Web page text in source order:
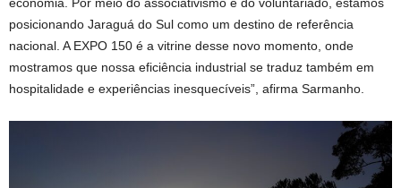
economia. Por meio do associativismo e do voluntariado, estamos
posicionando Jaraguá do Sul como um destino de referência
nacional. A EXPO 150 é a vitrine desse novo momento, onde
mostramos que nossa eficiência industrial se traduz também em
hospitalidade e experiências inesquecíveis”, afirma Sarmanho.